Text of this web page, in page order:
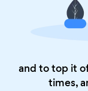
and to top it
times,